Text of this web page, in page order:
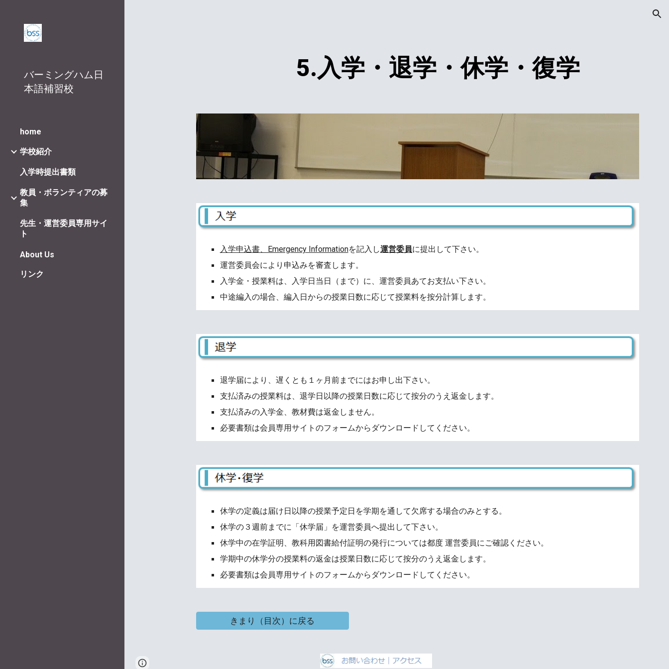
バーミングハム日
本語補習校
home
学校紹介
入学時提出書類
教員・ボランティアの募
集
先生・運営委員専用サイ
ト
About Us
リンク
5.入学・退学・休学・復学
入学申込書、Emergency Informationを記入し運営委員に提出して下さい。
運営委員会により申込みを審査します。
入学金・授業料は、入学日当日（まで）に、運営委員あてお支払い下さい。
中途編入の場合、編入日からの授業日数に応じて授業料を按分計算します。
退学届により、遅くとも１ヶ月前までにはお申し出下さい。
支払済みの授業料は、退学日以降の授業日数に応じて按分のうえ返金します。
支払済みの入学金、教材費は返金しません。
必要書類は会員専用サイトのフォームからダウンロードしてください。
休学の定義は届け日以降の授業予定日を学期を通して欠席する場合のみとする。
休学の３週前までに「休学届」を運営委員へ提出して下さい。
休学中の在学証明、教科用図書給付証明の発行については都度 運営委員にご確認ください。
学期中の休学分の授業料の返金は授業日数に応じて按分のうえ返金します。
必要書類は会員専用サイトのフォームからダウンロードしてください。
きまり（目次）に戻る